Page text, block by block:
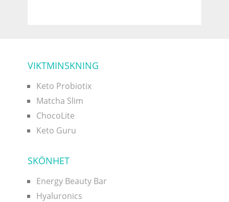
VIKTMINSKNING
Keto Probiotix
Matcha Slim
ChocoLite
Keto Guru
SKÖNHET
Energy Beauty Bar
Hyaluronics